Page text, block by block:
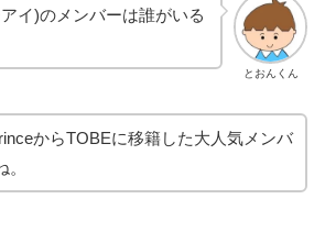
とおんくん
イ)のメンバーは誰がいる
からTOBEに移籍した大人気メンバ